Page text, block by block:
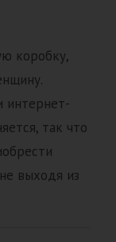
коробку,
интернет-
так что
выходя из